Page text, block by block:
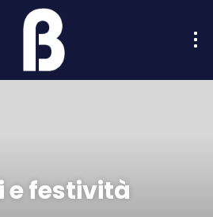
e festività